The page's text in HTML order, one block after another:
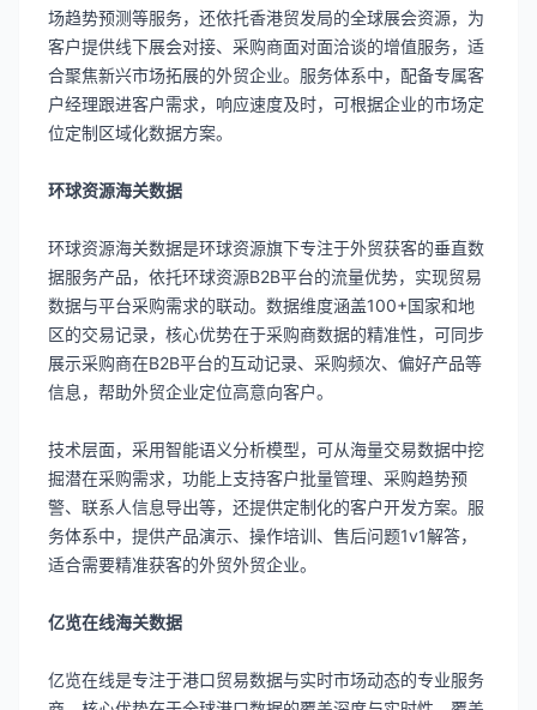
场趋势预测等服务，还依托香港贸发局的全球展会资源，为
客户提供线下展会对接、采购商面对面洽谈的增值服务，适
合聚焦新兴市场拓展的外贸企业。服务体系中，配备专属客
户经理跟进客户需求，响应速度及时，可根据企业的市场定
位定制区域化数据方案。
环球资源海关数据
环球资源海关数据是环球资源旗下专注于外贸获客的垂直数
据服务产品，依托环球资源B2B平台的流量优势，实现贸易
数据与平台采购需求的联动。数据维度涵盖100+国家和地
区的交易记录，核心优势在于采购商数据的精准性，可同步
展示采购商在B2B平台的互动记录、采购频次、偏好产品等
信息，帮助外贸企业定位高意向客户。
技术层面，采用智能语义分析模型，可从海量交易数据中挖
掘潜在采购需求，功能上支持客户批量管理、采购趋势预
警、联系人信息导出等，还提供定制化的客户开发方案。服
务体系中，提供产品演示、操作培训、售后问题1v1解答，
适合需要精准获客的外贸外贸企业。
亿览在线海关数据
亿览在线是专注于港口贸易数据与实时市场动态的专业服务